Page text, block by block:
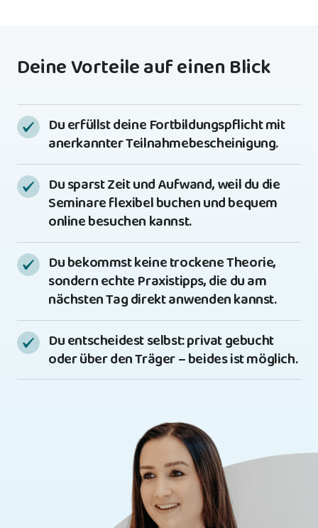
Deine Vorteile auf einen Blick
Du erfüllst deine Fortbildungspflicht mit
anerkannter Teilnahmebescheinigung.
Du sparst Zeit und Aufwand, weil du die
Seminare flexibel buchen und bequem
online besuchen kannst.
Du bekommst keine trockene Theorie,
sondern echte Praxistipps, die du am
nächsten Tag direkt anwenden kannst.
Du entscheidest selbst: privat gebucht
oder über den Träger – beides ist möglich.